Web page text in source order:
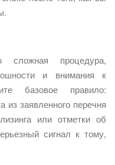
процедура,
и внимания к
базовое правило:
из заявленного перечня
или отметки об
сигнал к тому,